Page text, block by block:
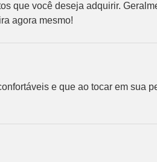
que você deseja adquirir.
agora mesmo!
e que ao tocar em sua